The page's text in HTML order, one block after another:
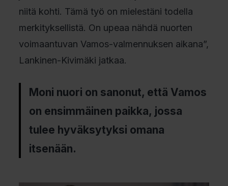
niitä kohti. Tämä työ on mielestäni todella
merkityksellistä. On upeaa nähdä nuorten
voimaantuvan Vamos-valmennuksen aikana”,
Lankinen-Kivimäki jatkaa.
Moni nuori on sanonut, että Vamos
on ensimmäinen paikka, jossa
tulee hyväksytyksi omana
itsenään.